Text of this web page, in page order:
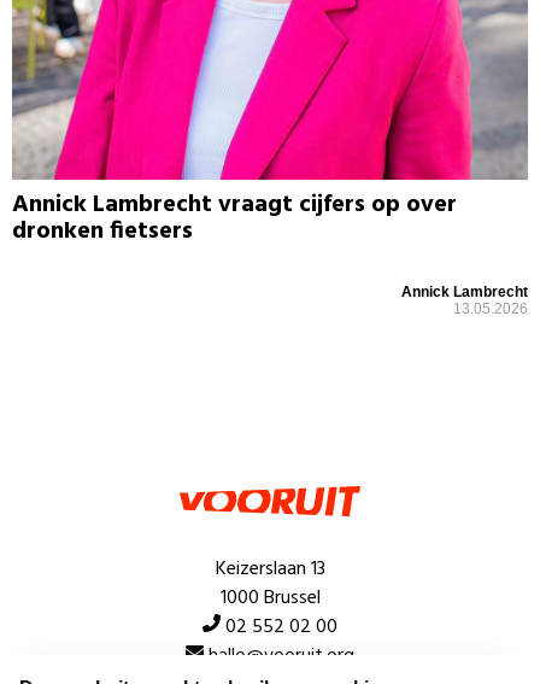
Annick Lambrecht vraagt cijfers op over
dronken fietsers
Annick Lambrecht
13.05.2026
Keizerslaan 13
1000 Brussel
02 552 02 00
hallo@vooruit.org